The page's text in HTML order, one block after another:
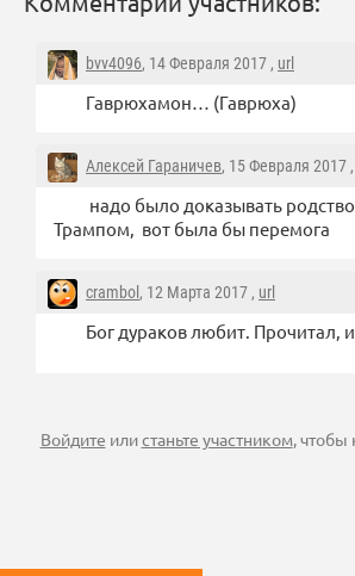
bvv4096, 14 Февраля 2017 , url
Гаврюхамон… (Гаврюха)
Алексей Гараничев, 15 Февраля 2017 ,
надо было доказывать
Трампом, вот была бы перемога
crambol , 12 Марта 2017 , url
Бог дураков любит. Прочитал,
Войдите илистаньте участником, чтобы